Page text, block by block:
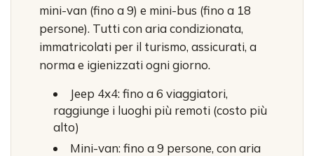
mini-van (fino a 9) e mini-bus (fino a 18
persone). Tutti con aria condizionata,
immatricolati per il turismo, assicurati, a
norma e igienizzati ogni giorno.
Jeep 4x4: fino a 6 viaggiatori,
raggiunge i luoghi più remoti (costo più
alto)
Mini-van: fino a 9 persone, con aria